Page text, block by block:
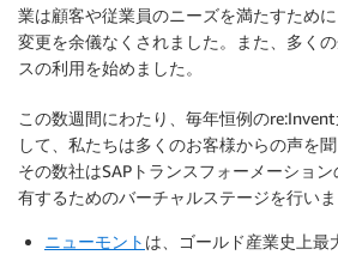
業は顧客や従業員のニーズを満たすため
変更を余儀なくされました。また、多く
スの利用を始めました。
この数週間にわたり、毎年恒例の
して、私たちは多くのお客様からの声を
その数社はSAPトランスフォーメーショ
有するためのバーチャルステージを行いま
ニューモント は、ゴールド産業史上最